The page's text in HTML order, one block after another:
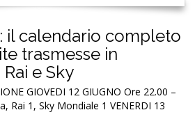
il calendario completo
trasmesse in
e Sky
GIOVEDI 12 GIUGNO Ore 22.00 –
Rai 1, Sky Mondiale 1 VENERDI 13